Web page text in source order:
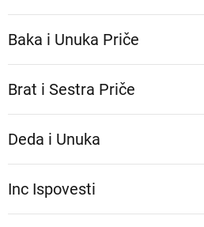
Baka i Unuka Pričе
Brat i Sestra Priče
Deda i Unuka
Inc Ispovesti